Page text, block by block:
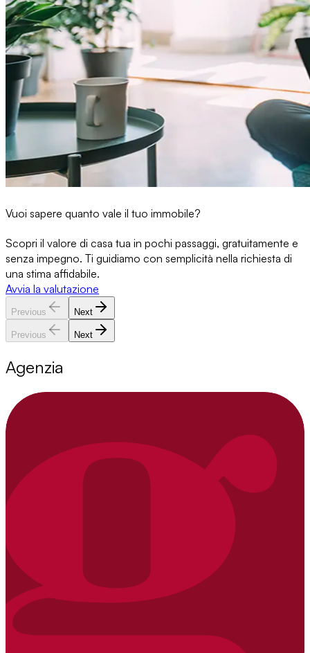
Vuoi sapere quanto vale il tuo immobile?
Scopri il valore di casa tua in pochi passaggi, gratuitamente e
senza impegno. Ti guidiamo con semplicità nella richiesta di
una stima affidabile.
Avvia la valutazione
Previous Next
Previous Next
Agenzia